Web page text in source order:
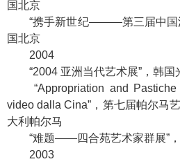
国北京
“携手新世纪———第三届中国油
国北京
2004
“2004 亚洲当代艺术展”，韩国
“Appropriation and Pastiche
video dalla Cina”，第七届帕尔马
大利帕尔马
“难题——四合苑艺术家群展”，
2003